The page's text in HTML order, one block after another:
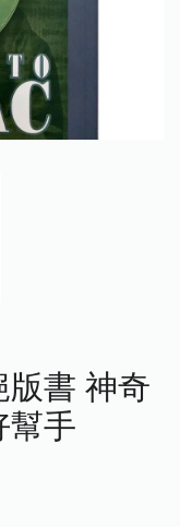
版書 神奇
幫手